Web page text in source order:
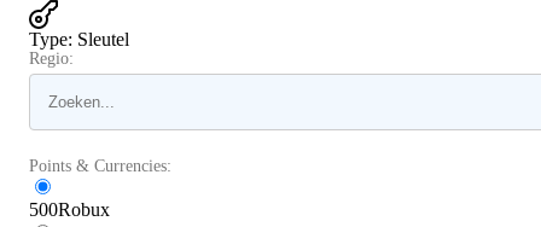
Type: Sleutel
Regio:
Points & Currencies:
500Robux